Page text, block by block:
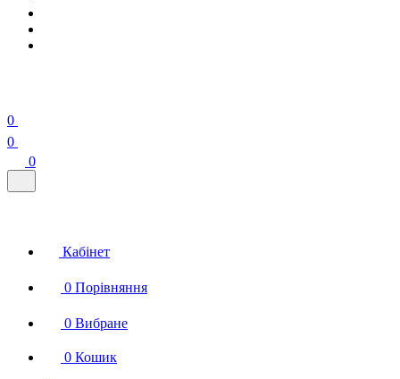
0
0
0
Кабінет
0 Порівняння
0 Вибране
0 Кошик